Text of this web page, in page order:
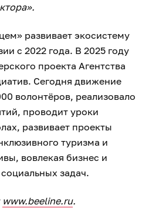
развивает экосистему
с 2022 года. В 2025 году
проекта Агентства
Сегодня движение
волонтёров, реализовало
проводит уроки
развивает проекты
туризма и
вовлекая бизнес и
задач.
www.beeline.ru.